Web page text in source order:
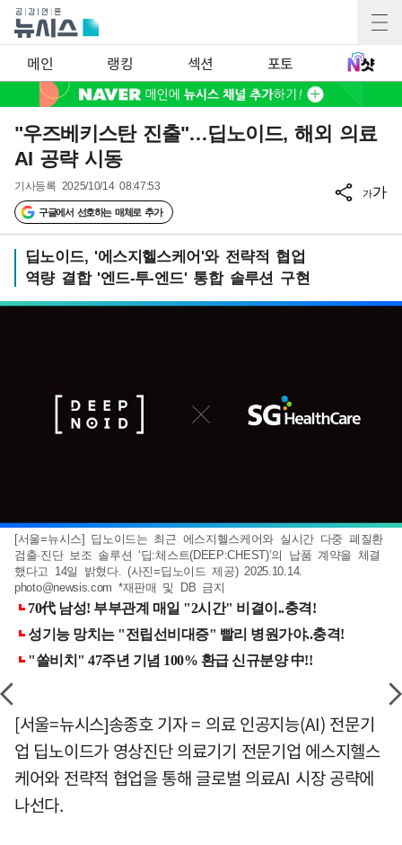
메인 랭킹 섹션 포토
"우즈베키스탄 진출"…딥노이드, 해외 의료
AI 공략 시동
기사등록 2025/10/14 08:47:53
구글에서 선호하는 매체로 추가
가가
딥노이드, '에스지헬스케어'와 전략적 협업
역량 결합 '엔드-투-엔드' 통합 솔루션 구현
[서울=뉴시스] 딥노이드는 최근 에스지헬스케어와 실시간 다중 폐질환
검출·진단 보조 솔루션 ‘딥:체스트(DEEP:CHEST)’의 납품 계약을 체결
했다고 14일 밝혔다. (사진=딥노이드 제공) 2025.10.14.
photo@newsis.com *재판매 및 DB 금지
[서울=뉴시스]송종호 기자 = 의료 인공지능(AI) 전문기
업 딥노이드가 영상진단 의료기기 전문기업 에스지헬스
케어와 전략적 협업을 통해 글로벌 의료AI 시장 공략에
나선다.